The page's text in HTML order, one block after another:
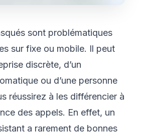
sont problématiques
sur fixe ou mobile. Il peut
discrète, d’un
ou d’une personne
réussirez à les différencier à
des appels. En effet, un
a rarement de bonnes